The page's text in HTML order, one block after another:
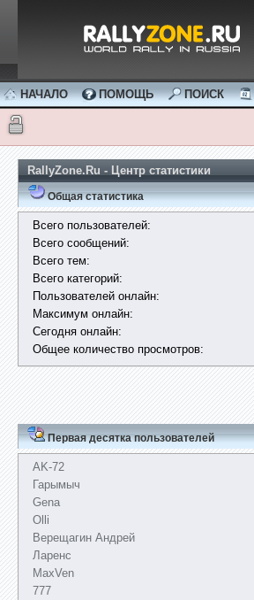
НАЧАЛО ПОМОЩЬ ПОИСК
RallyZone.Ru - Центр статистики
Общая статистика
Всего пользователей:
Всего сообщений:
Всего тем:
Всего категорий:
Пользователей онлайн:
Максимум онлайн:
Сегодня онлайн:
Общее количество просмотров:
Первая десятка пользователей
AK-72
Гарымыч
Gena
Olli
Верещагин Андрей
Ларенс
MaxVen
777